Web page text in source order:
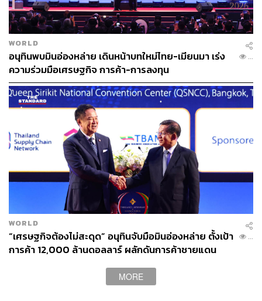
WORLD
อนุทินพบมินอ่องหล่าย เดินหน้าบทใหม่ไทย-เมียนมา เร่ง
ความร่วมมือเศรษฐกิจ การค้า-การลงทุน
...
WORLD
“เศรษฐกิจต้องไม่สะดุด” อนุทินจับมือมินอ่องหล่าย ตั้งเป้า
การค้า 12,000 ล้านดอลลาร์ ผลักดันการค้าชายแดน
...
MORE